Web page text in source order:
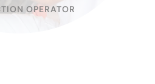
OPERATOR